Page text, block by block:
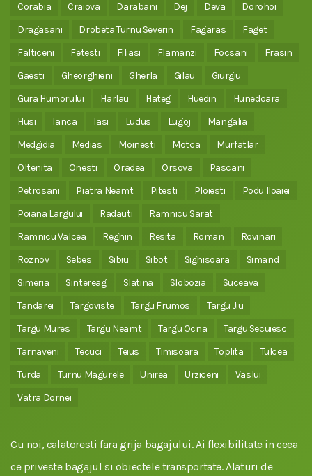
Corabia
Craiova Darabani Dej Deva
Dorohoi
Dragasani
Drobeta Turnu Severin Fagaras
Faget
Falticeni
Fetesti Filiasi Flamanzi Focsani
Frasin
Gaesti
Gheorghieni Gherla Gilau
Giurgiu
Gura Humorului
Harlau Hateg Huedin
Hunedoara
Husi
Ianca Iasi Ludus Lugoj
Mangalia
Medgidia
Medias Moinesti Motca
Murfatlar
Oltenita
Onesti Oradea Orsova
Pascani
Petrosani
Piatra Neamt Pitesti Ploiesti
Podu Iloaiei
Poiana Largului
Radauti
Ramnicu Sarat
Ramnicu Valcea
Reghin Resita Roman
Rovinari
Roznov
Sebes Sibiu Sibot Sighisoara
Simand
Simeria
Sintereag Slatina Slobozia
Suceava
Tandarei
Targoviste Targu Frumos
Targu Jiu
Targu Mures
Targu Neamt Targu Ocna
Targu Secuiesc
Tarnaveni
Tecuci Teius Timisoara Toplita
Tulcea
Turda
Turnu Magurele Unirea Urziceni
Vaslui
Vatra Dornei
Cu noi, calatoresti fara grija bagajului. Ai flexibilitate in ceea
ce priveste bagajul si obiectele transportate. Alaturi de